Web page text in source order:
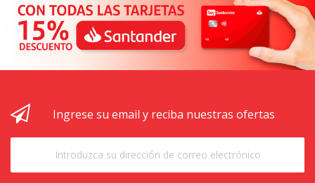
Ingrese su email y reciba nuestras ofertas